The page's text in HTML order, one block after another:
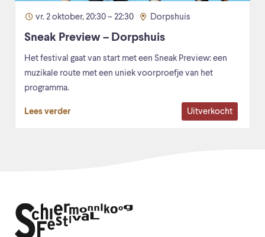
vr. 2 oktober, 20:30 – 22:30 Dorpshuis
Sneak Preview – Dorpshuis
Het festival gaat van start met een Sneak Preview: een
muzikale route met een uniek voorproefje van het
programma.
Lees verder Uitverkocht